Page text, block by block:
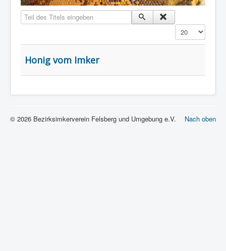
Links
Impressum
Teil des Titels eingeben
Anzeige #
Honig vom Imker
Nach oben
© 2026 Bezirksimkerverein Felsberg und Umgebung e.V.